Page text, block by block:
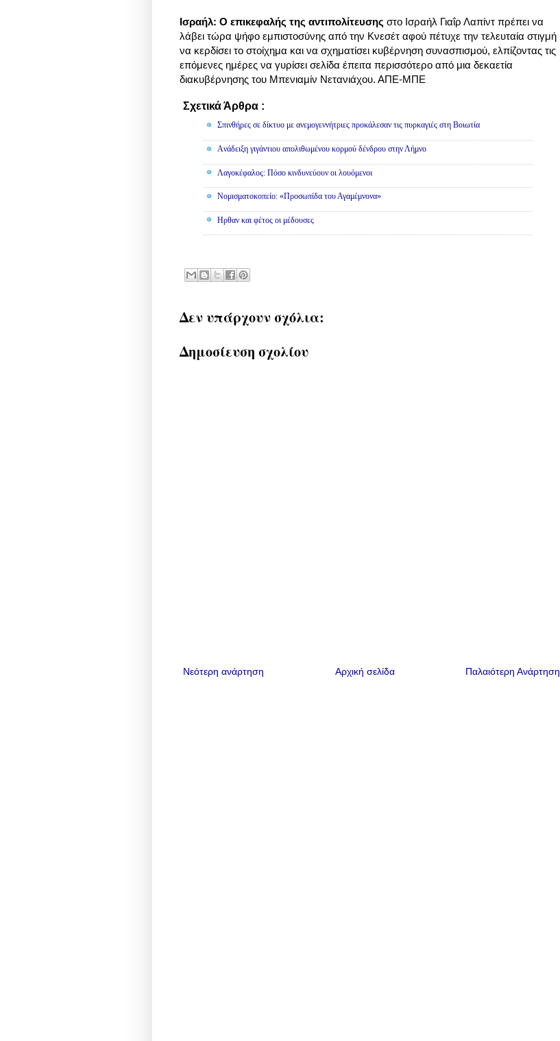
Ισραήλ: Ο επικεφαλής της αντιπολίτευσης στο Ισραήλ Γιαΐρ Λαπίντ πρέπει να
λάβει τώρα ψήφο εμπιστοσύνης από την Κνεσέτ αφού πέτυχε την τελευταία στιγμή
να κερδίσει το στοίχημα και να σχηματίσει κυβέρνηση συνασπισμού, ελπίζοντας τις
επόμενες ημέρες να γυρίσει σελίδα έπειτα περισσότερο από μια δεκαετία
διακυβέρνησης του Μπενιαμίν Νετανιάχου. ΑΠΕ-ΜΠΕ
Σχετικά Άρθρα :
Σπινθήρες σε δίκτυο με ανεμογεννήτριες προκάλεσαν τις πυρκαγιές στη Βοιωτία
Aνάδειξη γιγάντιου απολιθωμένου κορμού δένδρου στην Λήμνο
Λαγοκέφαλος: Πόσο κινδυνεύουν οι λουόμενοι
Νομισματοκοπείο: «Προσωπίδα του Αγαμέμνονα»
Ηρθαν και φέτος οι μέδουσες
Δεν υπάρχουν σχόλια:
Δημοσίευση σχολίου
Νεότερη ανάρτηση Παλαιότερη Ανάρτηση
Αρχική σελίδα